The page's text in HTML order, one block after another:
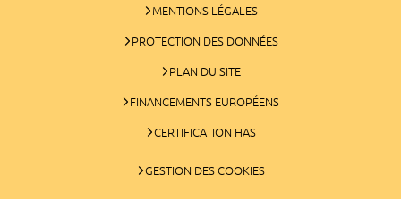
MENTIONS LÉGALES
PROTECTION DES DONNÉES
PLAN DU SITE
FINANCEMENTS EUROPÉENS
CERTIFICATION HAS
GESTION DES COOKIES